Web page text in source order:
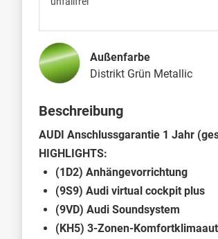
Außenfarbe
Distrikt Grün Metallic
Beschreibung
AUDI Anschlussgarantie 1 Jahr
HIGHLIGHTS:
(1D2) Anhängevorrichtung
(9S9) Audi virtual cockpit plus
(9VD) Audi Soundsystem
(KH5) 3-Zonen-